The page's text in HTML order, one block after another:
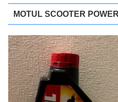
MOTUL SCOOTER